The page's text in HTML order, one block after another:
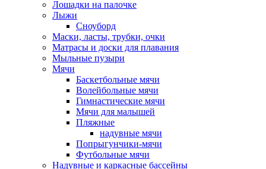
Лошадки на палочке
Лыжи
Сноуборд
Маски, ласты, трубки, очки
Матрасы и доски для плавания
Мыльные пузыри
Мячи
Баскетбольные мячи
Волейбольные мячи
Гимнастические мячи
Мячи для малышей
Пляжные
надувные мячи
Попрыгунчики-мячи
Футбольные мячи
Надувные и каркасные бассейны